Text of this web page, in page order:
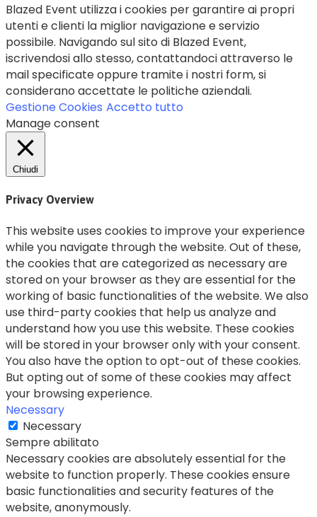
Blazed Event utilizza i cookies per garantire ai propri
utenti e clienti la miglior navigazione e servizio
possibile. Navigando sul sito di Blazed Event,
iscrivendosi allo stesso, contattandoci attraverso le
mail specificate oppure tramite i nostri form, si
considerano accettate le politiche aziendali.
Gestione Cookies Accetto tutto
Manage consent
Chiudi
Privacy Overview
This website uses cookies to improve your experience
while you navigate through the website. Out of these,
the cookies that are categorized as necessary are
stored on your browser as they are essential for the
working of basic functionalities of the website. We also
use third-party cookies that help us analyze and
understand how you use this website. These cookies
will be stored in your browser only with your consent.
You also have the option to opt-out of these cookies.
But opting out of some of these cookies may affect
your browsing experience.
Necessary
Necessary
Sempre abilitato
Necessary cookies are absolutely essential for the
website to function properly. These cookies ensure
basic functionalities and security features of the
website, anonymously.